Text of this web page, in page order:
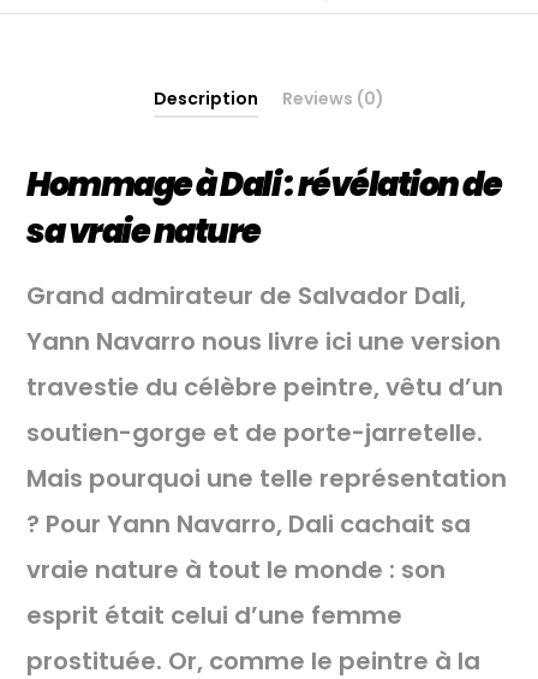
Description Reviews (0)
Hommage à Dali: révélation de
sa vraie nature
Grand admirateur de Salvador Dali,
Yann Navarro nous livre ici une version
travestie du célèbre peintre, vêtu d’un
soutien-gorge et de porte-jarretelle.
Mais pourquoi une telle représentation
? Pour Yann Navarro, Dali cachait sa
vraie nature à tout le monde : son
esprit était celui d’une femme
prostituée. Or, comme le peintre à la